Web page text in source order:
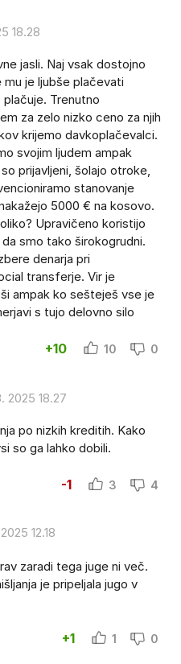
18.28
jasli. Naj vsak dostojno
je ljubše plačevati
Trenutno
za zelo nizko ceno za njih
krijemo davkoplačevalci.
svojim ljudem ampak
prijavljeni, šolajo otroke,
stanovanje
5000 € na kosovo.
Upravičeno koristijo
smo tako širokogrudni.
denarja pri
transferje. Vir je
ampak ko sešteješ vse je
s tujo delovno silo
+10 10 0
2025 18.27
po nizkih kreditih. Kako
so ga lahko dobili.
-1 3 4
12.18
zaradi tega juge ni več.
je pripeljala jugo v
+1 1 0